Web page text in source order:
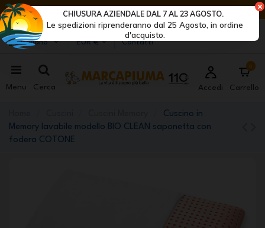
ULTIMI GIORNI DI SCONTI: AFFRETTATI! >
Marcapiuma| Produttori di materassi, cuscini e reti
Italiano
EUR € Contatti
Menu Cerca Accedi
0
Carrello
Cuscino in
Memory lavabile modello BIO CLEAN saponetta con
fodera COTONE
Le spedizioni riprenderanno dal 25 Agosto, in ordine
d'acquisto.
CHIUSURA AZIENDALE DAL 7 AL 23 AGOSTO.